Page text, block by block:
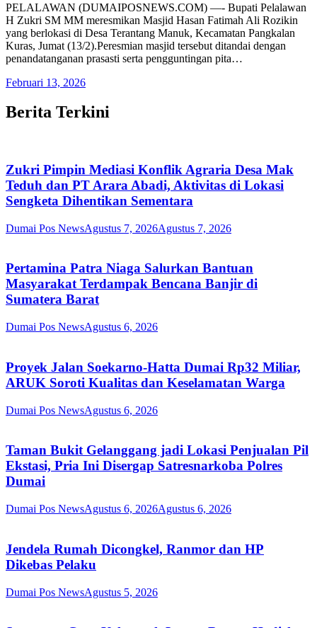
PELALAWAN (DUMAIPOSNEWS.COM) —- Bupati Pelalawan
H Zukri SM MM meresmikan Masjid Hasan Fatimah Ali Rozikin
yang berlokasi di Desa Terantang Manuk, Kecamatan Pangkalan
Kuras, Jumat (13/2).Peresmian masjid tersebut ditandai dengan
penandatanganan prasasti serta pengguntingan pita…
Februari 13, 2026
Berita Terkini
Zukri Pimpin Mediasi Konflik Agraria Desa Mak
Teduh dan PT Arara Abadi, Aktivitas di Lokasi
Sengketa Dihentikan Sementara
Dumai Pos NewsAgustus 7, 2026Agustus 7, 2026
Pertamina Patra Niaga Salurkan Bantuan
Masyarakat Terdampak Bencana Banjir di
Sumatera Barat
Dumai Pos NewsAgustus 6, 2026
Proyek Jalan Soekarno-Hatta Dumai Rp32 Miliar,
ARUK Soroti Kualitas dan Keselamatan Warga
Dumai Pos NewsAgustus 6, 2026
Taman Bukit Gelanggang jadi Lokasi Penjualan Pil
Ekstasi, Pria Ini Disergap Satresnarkoba Polres
Dumai
Dumai Pos NewsAgustus 6, 2026Agustus 6, 2026
Jendela Rumah Dicongkel, Ranmor dan HP
Dikebas Pelaku
Dumai Pos NewsAgustus 5, 2026